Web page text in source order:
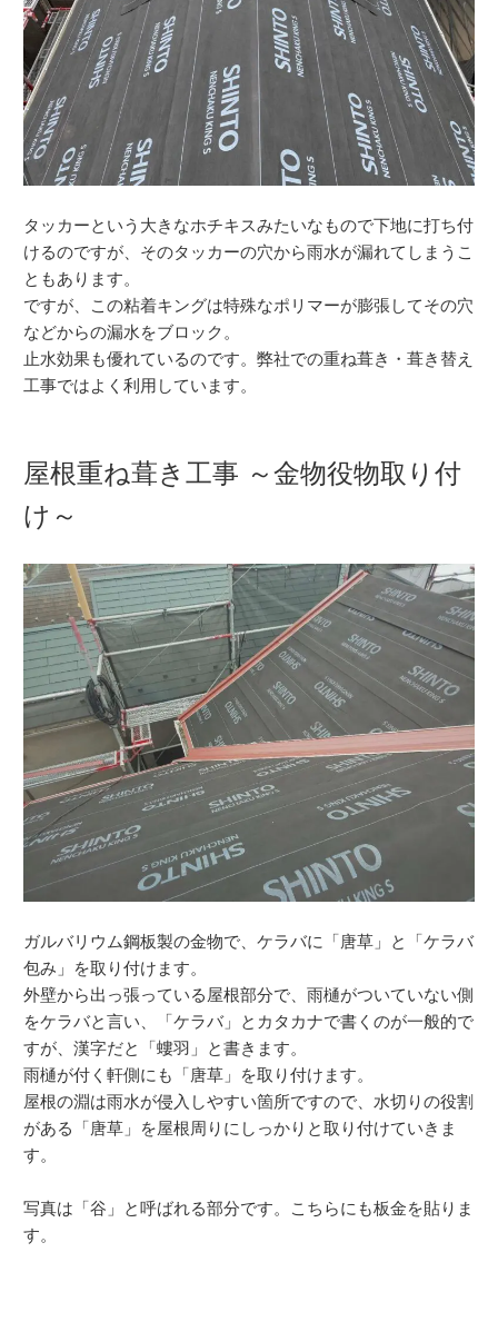
タッカーという大きなホチキスみたいなもので下地に打ち付
けるのですが、そのタッカーの穴から雨水が漏れてしまうこ
ともあります。
ですが、この粘着キングは特殊なポリマーが膨張してその穴
などからの漏水をブロック。
止水効果も優れているのです。弊社での重ね葺き・葺き替え
工事ではよく利用しています。
屋根重ね葺き工事 ～金物役物取り付
け～
ガルバリウム鋼板製の金物で、ケラバに「唐草」と「ケラバ
包み」を取り付けます。
外壁から出っ張っている屋根部分で、雨樋がついていない側
をケラバと言い、「ケラバ」とカタカナで書くのが一般的で
すが、漢字だと「螻羽」と書きます。
雨樋が付く軒側にも「唐草」を取り付けます。
屋根の淵は雨水が侵入しやすい箇所ですので、水切りの役割
がある「唐草」を屋根周りにしっかりと取り付けていきま
す。
写真は「谷」と呼ばれる部分です。こちらにも板金を貼りま
す。